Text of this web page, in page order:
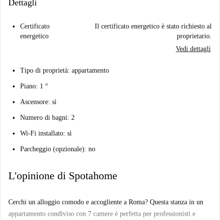
Dettagli
Certificato
energetico
Il certificato energetico è stato richiesto al
proprietario.
Vedi dettagli
Tipo di proprietà: appartamento
Piano: 1 °
Ascensore: sì
Numero di bagni: 2
Wi-Fi installato: sì
Parcheggio (opzionale): no
L'opinione di Spotahome
Cerchi un alloggio comodo e accogliente a Roma? Questa stanza in un
appartamento condiviso con 7 camere è perfetta per professionisti e